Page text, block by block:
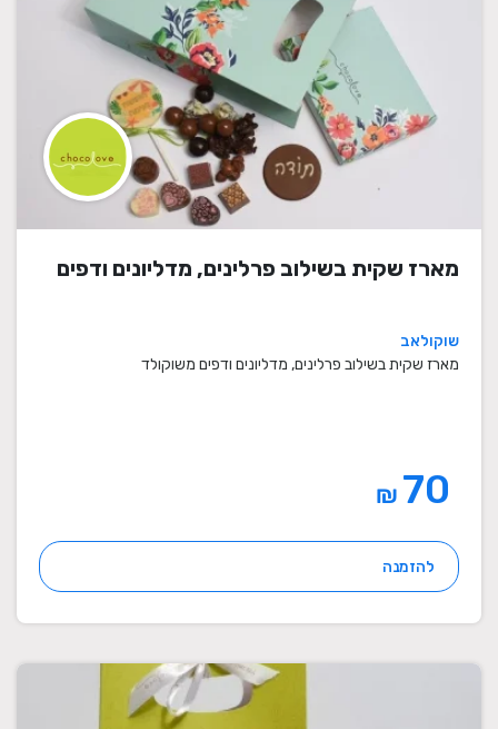
מארז שקית בשילוב פרלינים, מדליונים ודפים
שוקולאב
מארז שקית בשילוב פרלינים, מדליונים ודפים משוקולד
₪
להזמנה